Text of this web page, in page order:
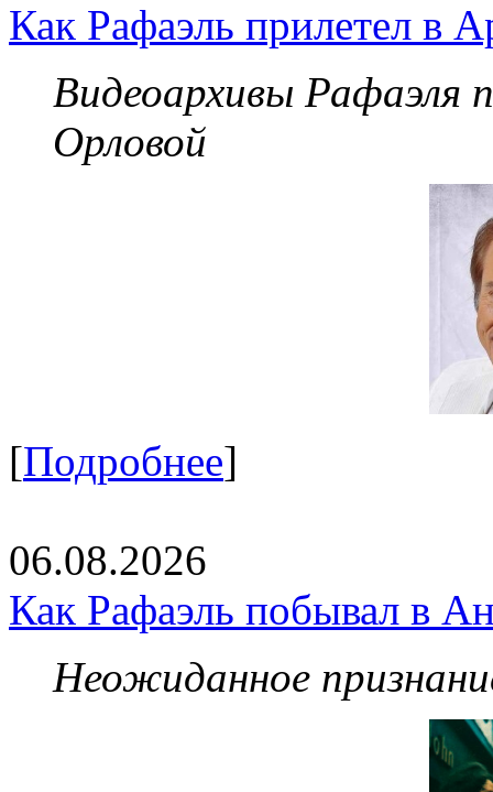
Как Рафаэль прилетел в
Видеоархивы Рафаэля
Орловой
[Подробнее]
06.08.2026
Как Рафаэль побывал в
Неожиданное